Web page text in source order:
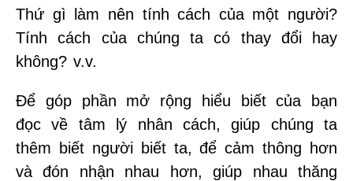
Thứ gì làm nên tính cách của một người?
Tính cách của chúng ta có thay đổi hay
không? v.v.
Để góp phần mở rộng hiểu biết của bạn
đọc về tâm lý nhân cách, giúp chúng ta
thêm biết người biết ta, để cảm thông hơn
và đón nhận nhau hơn, giúp nhau thăng